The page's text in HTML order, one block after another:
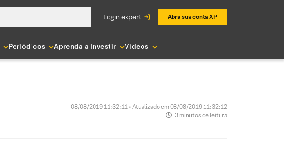
login expert Abra sua conta XP
Periódicos Aprenda a Investir Vídeos
08/08/2019 11:32:11 • Atualizado em 08/08/2019 11:32:12
3 minutos de leitura